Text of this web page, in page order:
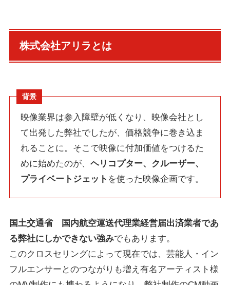
株式会社アリラとは
背景
映像業界は参入障壁が低くなり、映像会社とし
て出発した弊社でしたが、価格競争に巻き込ま
れることに。そこで映像に付加価値をつけるた
めに始めたのが、ヘリコプター、クルーザー、
プライベートジェット を使った映像企画です。
国土交通省 国内航空運送代理業経営届出済業者であ
る弊社にしかできない強みでもあります。
このクロスセリングによって現在では、芸能人・イン
フルエンサーとのつながりも増え有名アーティスト様